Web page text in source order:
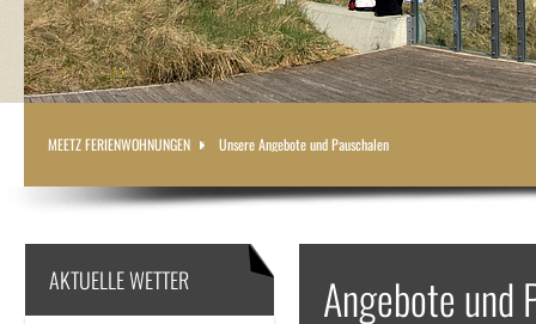
MEETZ FERIENWOHNUNGEN Unsere Angebote und Pauschalen
Angebote und
AKTUELLE WETTER